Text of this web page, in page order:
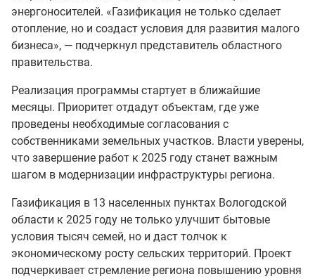
энергоносителей. «Газификация не только сделает
отопление, но и создаст условия для развития малого
бизнеса», — подчеркнул представитель областного
правительства.
Реализация программы стартует в ближайшие
месяцы. Приоритет отдадут объектам, где уже
проведены необходимые согласования с
собственниками земельных участков. Власти уверены,
что завершение работ к 2025 году станет важным
шагом в модернизации инфраструктуры региона.
Газификация в 13 населенных пунктах Вологодской
области к 2025 году не только улучшит бытовые
условия тысяч семей, но и даст толчок к
экономическому росту сельских территорий. Проект
подчеркивает стремление региона повышению уровня